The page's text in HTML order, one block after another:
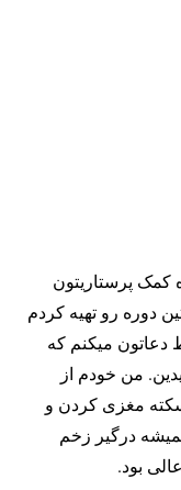
کمک پرستاریتون
دوره رو تهیه کردم
دعاتون میکنم که
من خودم از
ایشون 5ساله که سکته مغزی کردن و
درگیر زخم
بود.